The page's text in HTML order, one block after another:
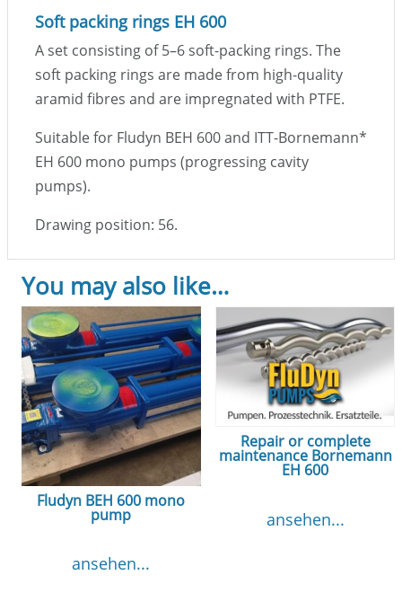
Soft packing rings EH 600
A set consisting of 5–6 soft-packing rings. The
soft packing rings are made from high-quality
aramid fibres and are impregnated with PTFE.
Suitable for Fludyn BEH 600 and ITT-Bornemann*
EH 600 mono pumps (progressing cavity
pumps).
Drawing position: 56.
You may also like…
Fludyn BEH 600 mono
pump
ansehen...
Repair or complete
maintenance Bornemann
EH 600
ansehen...